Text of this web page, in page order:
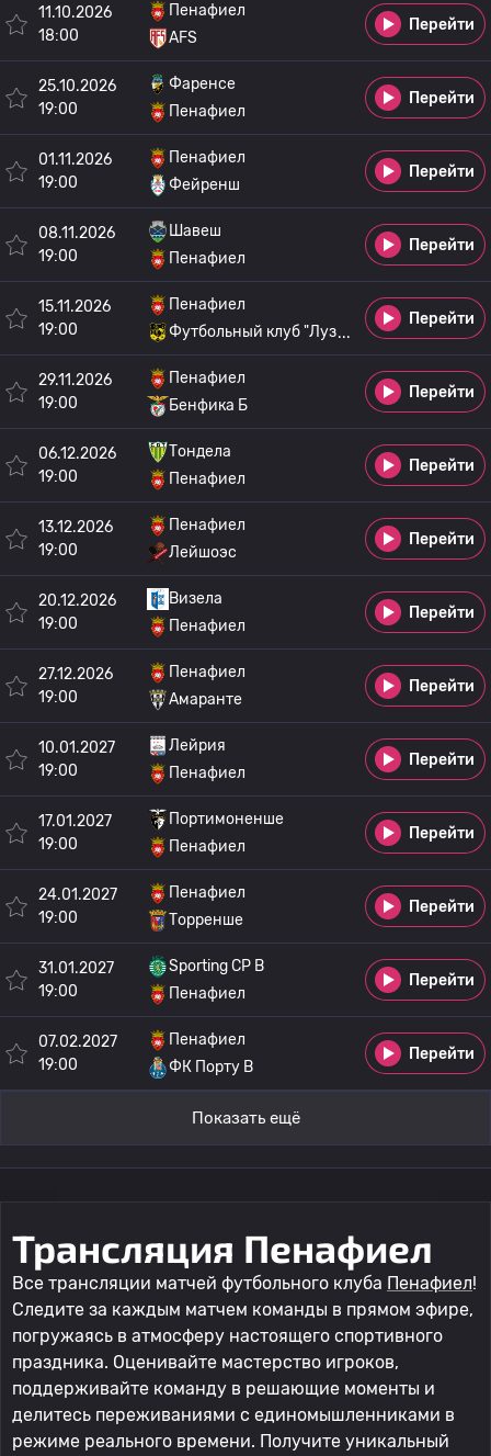
11.10.2026
18:00
Пенафиел
AFS
Перейти
25.10.2026
19:00
Фаренсе
Пенафиел
Перейти
01.11.2026
19:00
Пенафиел
Фейренш
Перейти
08.11.2026
19:00
Шавеш
Пенафиел
Перейти
15.11.2026
19:00
Пенафиел
Футбольный клуб "Луз
Перейти
29.11.2026
19:00
Пенафиел
Бенфика Б
Перейти
06.12.2026
19:00
Тондела
Пенафиел
Перейти
13.12.2026
19:00
Пенафиел
Лейшоэс
Перейти
20.12.2026
19:00
Визела
Пенафиел
Перейти
27.12.2026
19:00
Пенафиел
Амаранте
Перейти
10.01.2027
19:00
Лейрия
Пенафиел
Перейти
17.01.2027
19:00
Портимоненше
Пенафиел
Перейти
24.01.2027
19:00
Пенафиел
Торренше
Перейти
31.01.2027
19:00
Sporting CP B
Пенафиел
Перейти
07.02.2027
19:00
Пенафиел
ФК Порту B
Перейти
Показать ещё
Трансляция Пенафиел
Все трансляции матчей футбольного клуба Пенафиел!
Следите за каждым матчем команды в прямом эфире,
погружаясь в атмосферу настоящего спортивного
праздника. Оценивайте мастерство игроков,
поддерживайте команду в решающие моменты и
делитесь переживаниями с единомышленниками в
режиме реального времени. Получите уникальный